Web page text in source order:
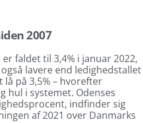
2007
faldet til 3,4% i januar 2022,
lavere end ledighedstallet
på 3,5% – hvorefter
hul i systemet. Odenses
indfinder sig
af 2021 over Danmarks